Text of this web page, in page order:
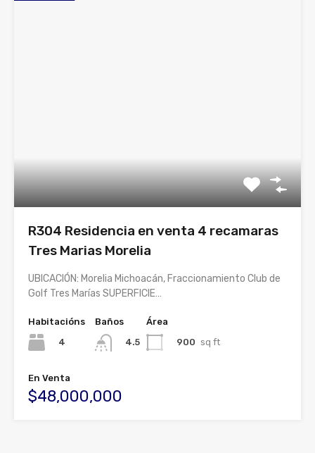
R304 Residencia en venta 4 recamaras
Tres Marias Morelia
UBICACIÓN: Morelia Michoacán, Fraccionamiento Club de
Golf Tres Marías SUPERFICIE…
Habitacións
4
Baños
4.5
Área
900 sq ft
En Venta
$48,000,000